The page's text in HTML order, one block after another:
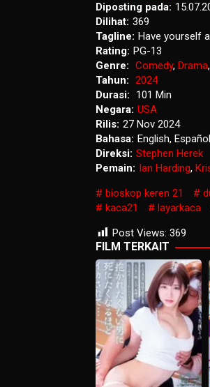
Diposting pada:
Dilihat: 369
Tagline: Have yourself
Rating: PG-13
Genre: Comedy, Drama,
Tahun: 2024
Durasi:
101 Min
Negara: USA
Rilis: 27 Nov 2024
Bahasa: English, Español
Direksi: Stephen Herek
Pemain: Ian Harding,
bioskop keren 21
kaca21
layarkaca
Post Views: 369
FILM TERKAIT